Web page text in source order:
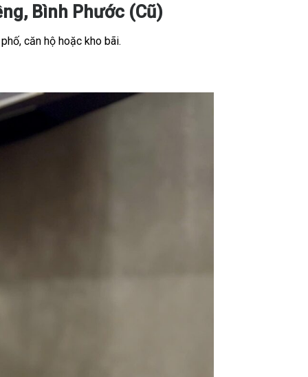
Bình Phước (Cũ)
căn hộ hoặc kho bãi.